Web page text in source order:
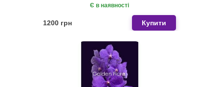
Є в наявності
1200 грн Купити